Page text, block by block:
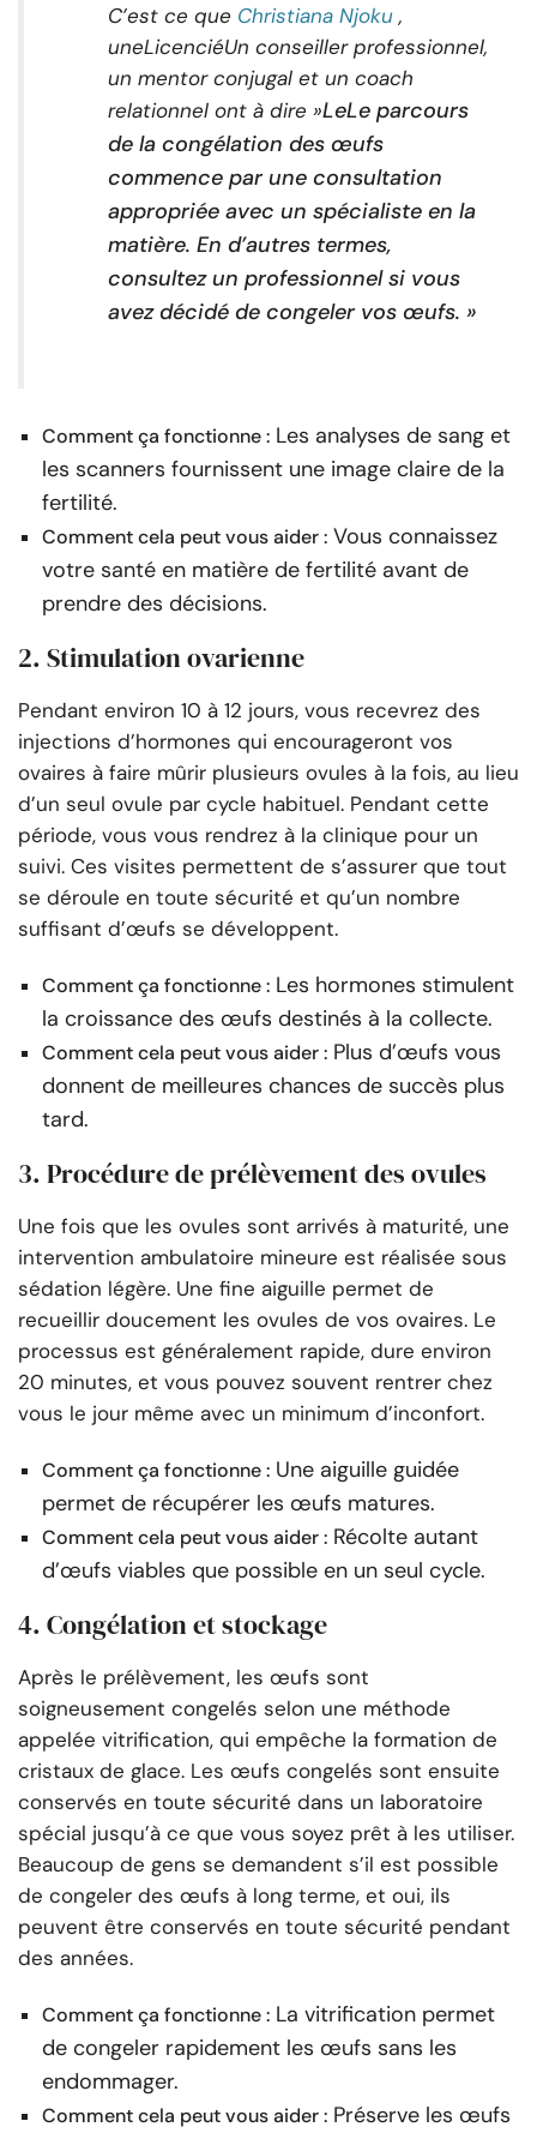
C’est ce que Christiana Njoku ,
uneLicenciéUn conseiller professionnel,
un mentor conjugal et un coach
relationnel ont à dire »LeLe parcours
de la congélation des œufs
commence par une consultation
appropriée avec un spécialiste en la
matière. En d’autres termes,
consultez un professionnel si vous
avez décidé de congeler vos œufs. »
Comment ça fonctionne : Les analyses de sang et
les scanners fournissent une image claire de la
fertilité.
Comment cela peut vous aider : Vous connaissez
votre santé en matière de fertilité avant de
prendre des décisions.
2. Stimulation ovarienne
Pendant environ 10 à 12 jours, vous recevrez des
injections d’hormones qui encourageront vos
ovaires à faire mûrir plusieurs ovules à la fois, au lieu
d’un seul ovule par cycle habituel. Pendant cette
période, vous vous rendrez à la clinique pour un
suivi. Ces visites permettent de s’assurer que tout
se déroule en toute sécurité et qu’un nombre
suffisant d’œufs se développent.
Comment ça fonctionne : Les hormones stimulent
la croissance des œufs destinés à la collecte.
Comment cela peut vous aider : Plus d’œufs vous
donnent de meilleures chances de succès plus
tard.
3. Procédure de prélèvement des ovules
Une fois que les ovules sont arrivés à maturité, une
intervention ambulatoire mineure est réalisée sous
sédation légère. Une fine aiguille permet de
recueillir doucement les ovules de vos ovaires. Le
processus est généralement rapide, dure environ
20 minutes, et vous pouvez souvent rentrer chez
vous le jour même avec un minimum d’inconfort.
Comment ça fonctionne : Une aiguille guidée
permet de récupérer les œufs matures.
Comment cela peut vous aider : Récolte autant
d’œufs viables que possible en un seul cycle.
4. Congélation et stockage
Après le prélèvement, les œufs sont
soigneusement congelés selon une méthode
appelée vitrification, qui empêche la formation de
cristaux de glace. Les œufs congelés sont ensuite
conservés en toute sécurité dans un laboratoire
spécial jusqu’à ce que vous soyez prêt à les utiliser.
Beaucoup de gens se demandent s’il est possible
de congeler des œufs à long terme, et oui, ils
peuvent être conservés en toute sécurité pendant
des années.
Comment ça fonctionne : La vitrification permet
de congeler rapidement les œufs sans les
endommager.
Comment cela peut vous aider : Préserve les œufs